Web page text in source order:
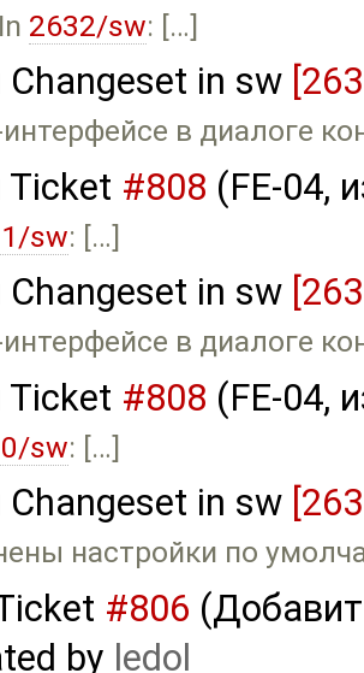
2632/sw: […]
Changeset in sw
в диалоге
Ticket #808 (FE-04,
sw: […]
Changeset in sw
в диалоге
Ticket #808 (FE-04,
sw: […]
Changeset in sw
настройки по
#806
by ledol